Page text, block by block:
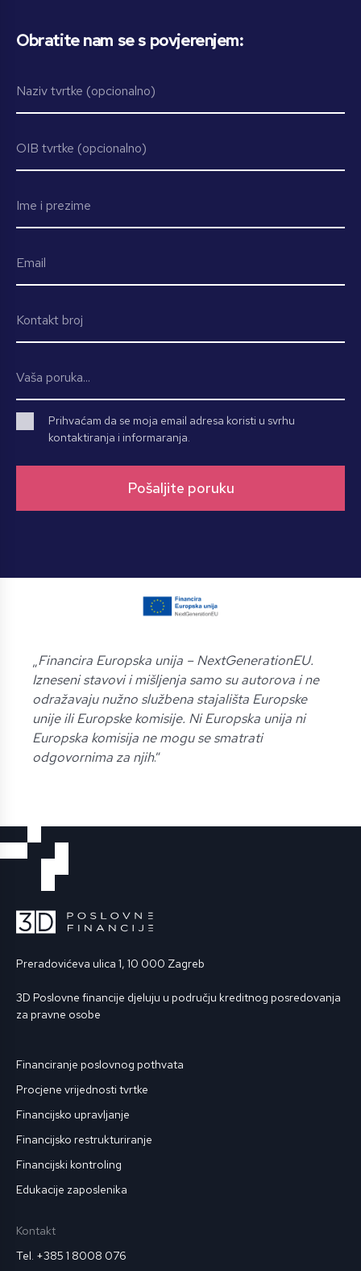
Obratite nam se s povjerenjem:
Prihvaćam da se moja email adresa koristi u svrhu
kontaktiranja i informaranja.
„Financira Europska unija – NextGenerationEU.
Izneseni stavovi i mišljenja samo su autorova i ne
odražavaju nužno službena stajališta Europske
unije ili Europske komisije. Ni Europska unija ni
Europska komisija ne mogu se smatrati
odgovornima za njih.”
Preradovićeva ulica 1, 10 000 Zagreb
3D Poslovne financije djeluju u području kreditnog posredovanja
za pravne osobe
Financiranje poslovnog pothvata
Procjene vrijednosti tvrtke
Financijsko upravljanje
Financijsko restrukturiranje
Financijski kontroling
Edukacije zaposlenika
Kontakt
Tel. +385 1 8008 076